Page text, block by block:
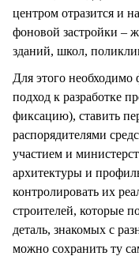
центром отразится и
фоновой застройки –
зданий, школ,
Для этого
подход к разработке
фиксацию), ставить
распорядителями
участием и
архитектуры и
контролировать их
строителей, которые
деталь, знакомых с
можно сохранить ту